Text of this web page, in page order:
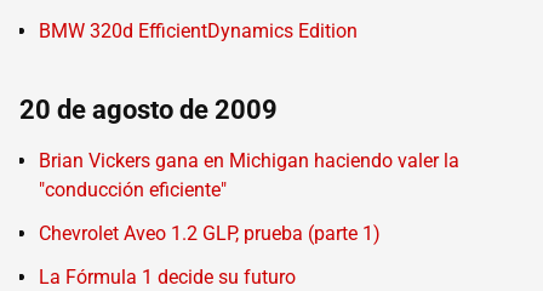
BMW 320d EfficientDynamics Edition
20 de agosto de 2009
Brian Vickers gana en Michigan haciendo valer la
"conducción eficiente"
Chevrolet Aveo 1.2 GLP, prueba (parte 1)
La Fórmula 1 decide su futuro